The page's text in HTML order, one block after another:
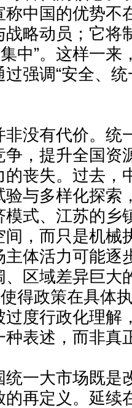
中国的优势不
略动员；它将
中”。这样一
强调“安全、
非没有代价。统
，提升全国资
丧失。过去，
与多样化探索
式、江苏的乡
，而只是机械
体活力可能逐
区域差异巨大
得政策在具体
过度行政化理解
表述，而非真
统一大市场既是
再定义。延续